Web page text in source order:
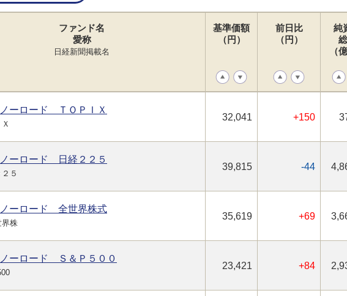
ファンド名
愛称
日経新聞掲載名
基準価額
（円）
前日比
（円）
純
（
ーロード ＴＯＰＩＸ
32,041 +150
ーロード 日経２２５
５
39,815 -44
ーロード 全世界株式
界株
35,619 +69
ーロード Ｓ＆Ｐ５００
23,421 +84